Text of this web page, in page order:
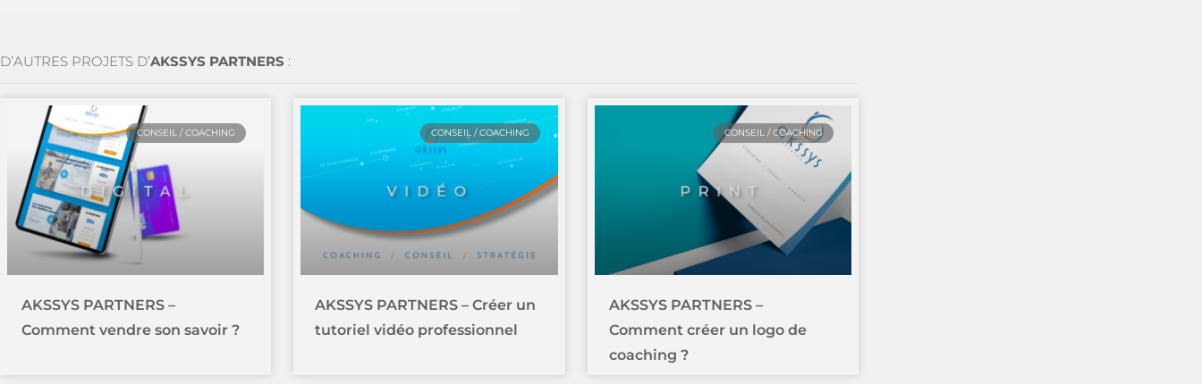
D’AUTRES PROJETS D’AKSSYS PARTNERS :
CONSEIL / COACHING
AKSSYS PARTNERS –
Comment vendre son savoir ?
CONSEIL / COACHING
AKSSYS PARTNERS – Créer un
tutoriel vidéo professionnel
CONSEIL / COACHING
AKSSYS PARTNERS –
Comment créer un logo de
coaching ?